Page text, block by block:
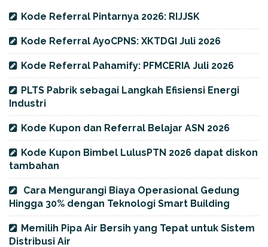
Kode Referral Pintarnya 2026: RIJJSK
Kode Referral AyoCPNS: XKTDGI Juli 2026
Kode Referral Pahamify: PFMCERIA Juli 2026
PLTS Pabrik sebagai Langkah Efisiensi Energi
Industri
Kode Kupon dan Referral Belajar ASN 2026
Kode Kupon Bimbel LulusPTN 2026 dapat diskon
tambahan
Cara Mengurangi Biaya Operasional Gedung
Hingga 30% dengan Teknologi Smart Building
Memilih Pipa Air Bersih yang Tepat untuk Sistem
Distribusi Air